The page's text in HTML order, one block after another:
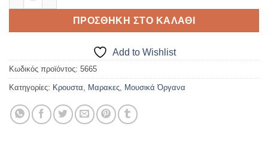
ΠΡΟΣΘΉΚΗ ΣΤΟ ΚΑΛΆΘΙ
Add to Wishlist
Κωδικός προϊόντος: 5665
Κατηγορίες: Κρουστα Μαρακες Μουσικά Όργανα